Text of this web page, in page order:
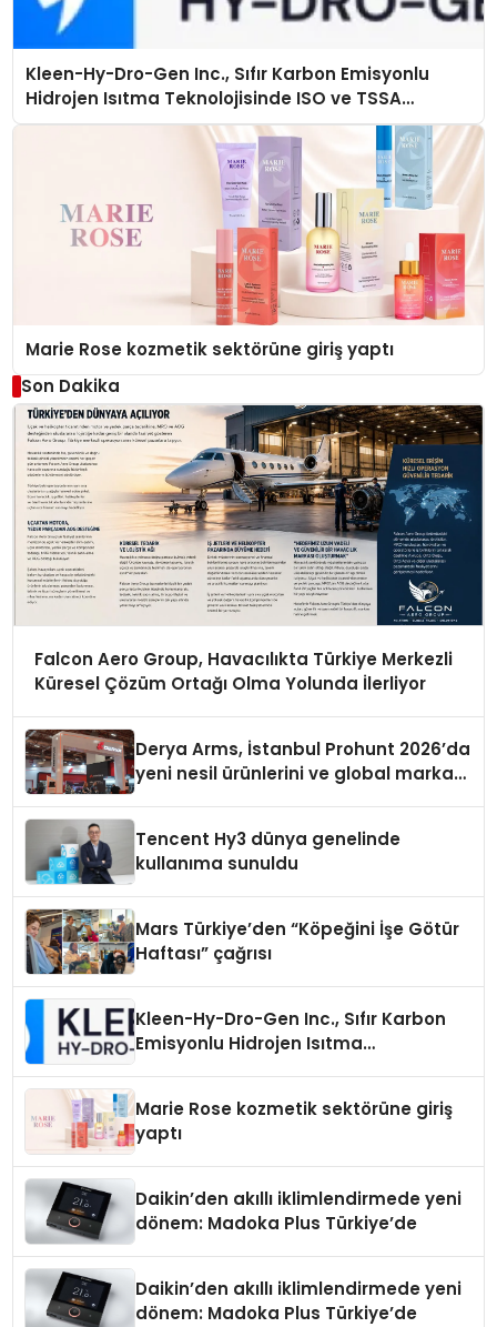
Kleen-Hy-Dro-Gen Inc., Sıfır Karbon Emisyonlu
Hidrojen Isıtma Teknolojisinde ISO ve TSSA
Düzenleyici Onaylarını Aldı
Marie Rose kozmetik sektörüne giriş yaptı
Son Dakika
Falcon Aero Group, Havacılıkta Türkiye Merkezli
Küresel Çözüm Ortağı Olma Yolunda İlerliyor
Derya Arms, İstanbul Prohunt 2026’da
yeni nesil ürünlerini ve global marka
Tencent Hy3 dünya genelinde
kullanıma sunuldu
Mars Türkiye’den “Köpeğini İşe Götür
Haftası” çağrısı
Kleen-Hy-Dro-Gen Inc., Sıfır Karbon
Emisyonlu Hidrojen Isıtma
Marie Rose kozmetik sektörüne giriş
yaptı
Daikin’den akıllı iklimlendirmede yeni
dönem: Madoka Plus Türkiye’de
Daikin’den akıllı iklimlendirmede yeni
dönem: Madoka Plus Türkiye’de